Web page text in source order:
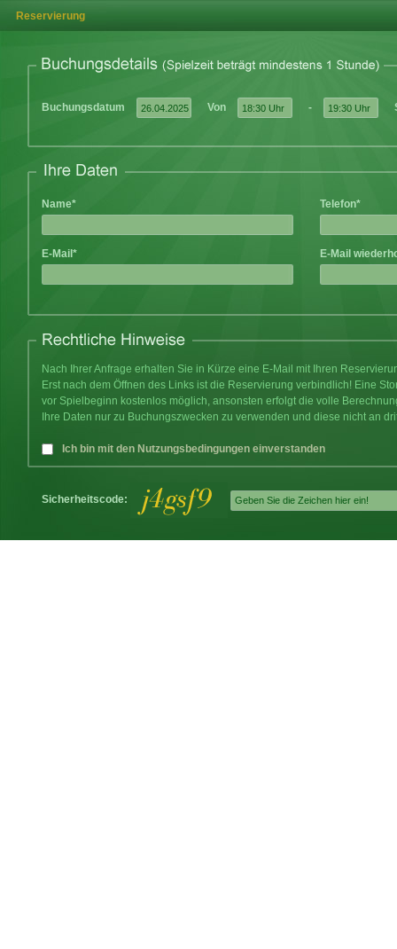
Reservierung
Buchungsdatum Von -
Name* Telefon*
E-Mail* E-Mail
Nach Ihrer Anfrage erhalten Sie in Kürze eine E-Mail mit Ihren
Erst nach dem Öffnen des Links ist die Reservierung verbindlich! Eine
vor Spielbeginn kostenlos möglich, ansonsten erfolgt die volle
Ihre Daten nur zu Buchungszwecken zu verwenden und diese nicht an
Ich bin mit den Nutzungsbedingungen einverstanden
Sicherheitscode: